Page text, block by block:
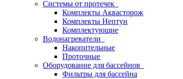
Системы от протечек
Комплекты Аквасторож
Комплекты Нептун
Комплектующие
Водонагреватели
Накопительные
Проточные
Оборудование для бассейнов
Фильтры для бассейна